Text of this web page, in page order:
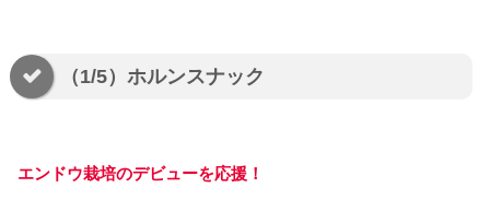
（1/5）ホルンスナック
エンドウ栽培のデビューを応援！